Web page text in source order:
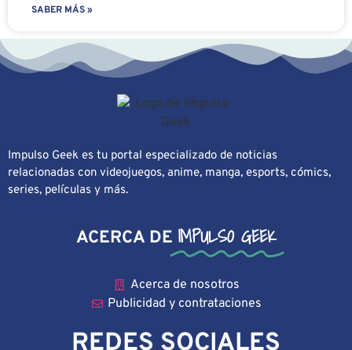
SABER MÁS »
Impulso Geek es tu portal especializado de noticias
relacionadas con videojuegos, anime, manga, esports, cómics,
series, películas y más.
ACERCA DE IMPULSO GEEK
Acerca de nosotros
Publicidad y contrataciones